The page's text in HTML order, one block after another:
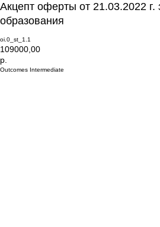
Акцепт оферты от 21.03.2022 г.
образования
oi.0_st_1.1
109000,00
р.
Outcomes Intermediate